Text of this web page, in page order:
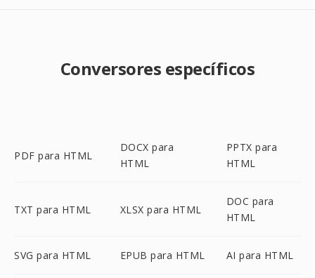
Conversores específicos
PDF para HTML
DOCX para
HTML
PPTX para
HTML
TXT para HTML XLSX para HTML
DOC para
HTML
SVG para HTML EPUB para HTML AI para HTML